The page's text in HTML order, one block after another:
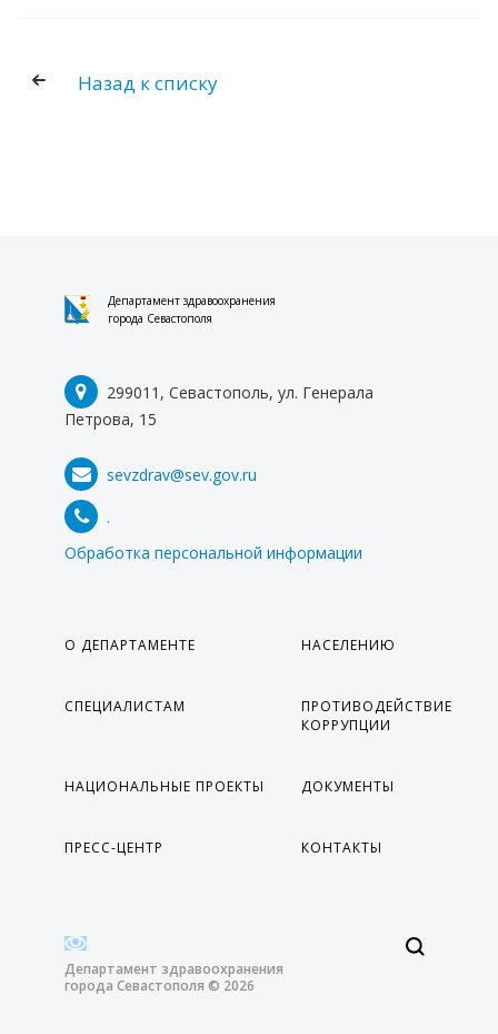
Назад к списку
Департамент здравоохранения
города Севастополя
299011, Севастополь, ул. Генерала
Петрова, 15
sevzdrav@sev.gov.ru
.
Обработка персональной информации
О ДЕПАРТАМЕНТЕ НАСЕЛЕНИЮ
СПЕЦИАЛИСТАМ
ПРОТИВОДЕЙСТВИЕ
КОРРУПЦИИ
НАЦИОНАЛЬНЫЕ ПРОЕКТЫ ДОКУМЕНТЫ
ПРЕСС-ЦЕНТР КОНТАКТЫ
Департамент здравоохранения
города Севастополя © 2026